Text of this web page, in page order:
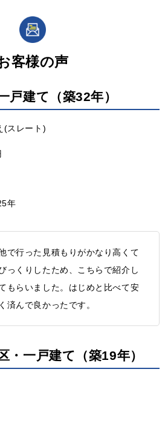
客様の声
戸建て（築32年）
(スレート)
年
で行った見積もりがかなり高くて
っくりしたため、こちらで紹介し
もらいました。はじめと比べて安
く済んで良かったです。
・一戸建て（築19年）